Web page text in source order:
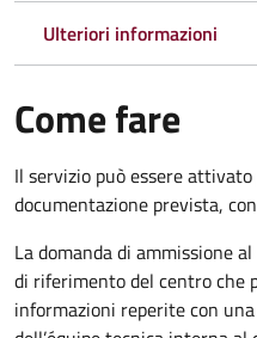
Ulteriori informazioni
Come fare
Il servizio può essere
documentazione prevista,
La domanda di ammissione
di riferimento del centro che
informazioni reperite con